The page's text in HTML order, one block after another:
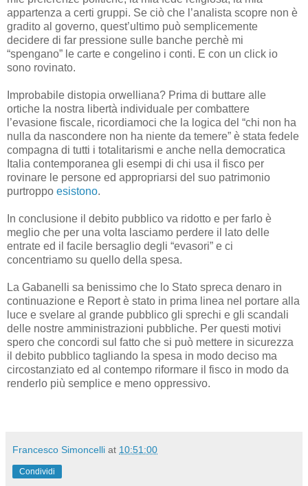
appartenza a certi gruppi. Se ciò che l’analista scopre non è
gradito al governo, quest’ultimo può semplicemente
decidere di far pressione sulle banche perchè mi
“spengano” le carte e congelino i conti. E con un click io
sono rovinato.
Improbabile distopia orwelliana? Prima di buttare alle
ortiche la nostra libertà individuale per combattere
l’evasione fiscale, ricordiamoci che la logica del “chi non ha
nulla da nascondere non ha niente da temere” è stata fedele
compagna di tutti i totalitarismi e anche nella democratica
Italia contemporanea gli esempi di chi usa il fisco per
rovinare le persone ed appropriarsi del suo patrimonio
purtroppo esistono.
In conclusione il debito pubblico va ridotto e per farlo è
meglio che per una volta lasciamo perdere il lato delle
entrate ed il facile bersaglio degli “evasori” e ci
concentriamo su quello della spesa.
La Gabanelli sa benissimo che lo Stato spreca denaro in
continuazione e Report è stato in prima linea nel portare alla
luce e svelare al grande pubblico gli sprechi e gli scandali
delle nostre amministrazioni pubbliche. Per questi motivi
spero che concordi sul fatto che si può mettere in sicurezza
il debito pubblico tagliando la spesa in modo deciso ma
circostanziato ed al contempo riformare il fisco in modo da
renderlo più semplice e meno oppressivo.
Francesco Simoncelli at 10:51:00
Condividi